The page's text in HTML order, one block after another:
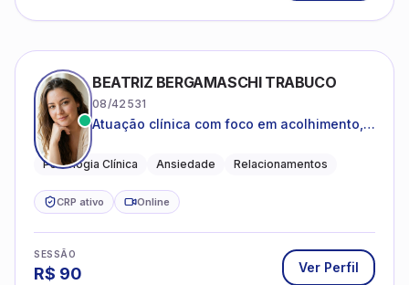
BEATRIZ BERGAMASCHI TRABUCO
08/42531
Atuação clínica com foco em acolhimento,
Psicologia Clínica Ansiedade Relacionamentos
CRP ativo Online
SESSÃO
R$ 90 Ver Perfil